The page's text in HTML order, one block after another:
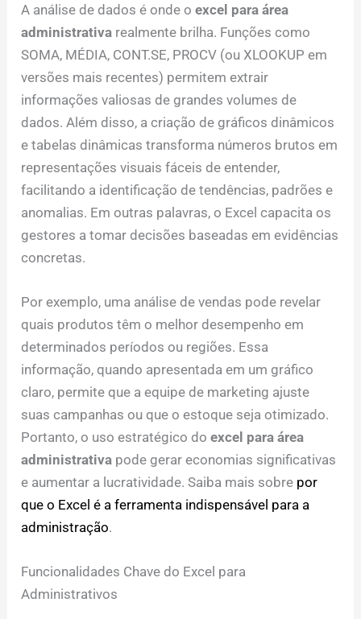
A análise de dados é onde oexcel para área
administrativa realmente brilha. Funções como
SOMA, MÉDIA, CONT.SE, PROCV (ou XLOOKUP em
versões mais recentes) permitem extrair
informações valiosas de grandes volumes de
dados. Além disso, a criação de gráficos dinâmicos
e tabelas dinâmicas transforma números brutos em
representações visuais fáceis de entender,
facilitando a identificação de tendências, padrões e
anomalias. Em outras palavras, o Excel capacita os
gestores a tomar decisões baseadas em evidências
concretas.
Por exemplo, uma análise de vendas pode revelar
quais produtos têm o melhor desempenho em
determinados períodos ou regiões. Essa
informação, quando apresentada em um gráfico
claro, permite que a equipe de marketing ajuste
suas campanhas ou que o estoque seja otimizado.
Portanto, o uso estratégico doexcel para área
administrativa pode gerar economias significativas
e aumentar a lucratividade. Saiba mais sobre por
que o Excel é a ferramenta indispensável para a
administração.
Funcionalidades Chave do Excel para
Administrativos